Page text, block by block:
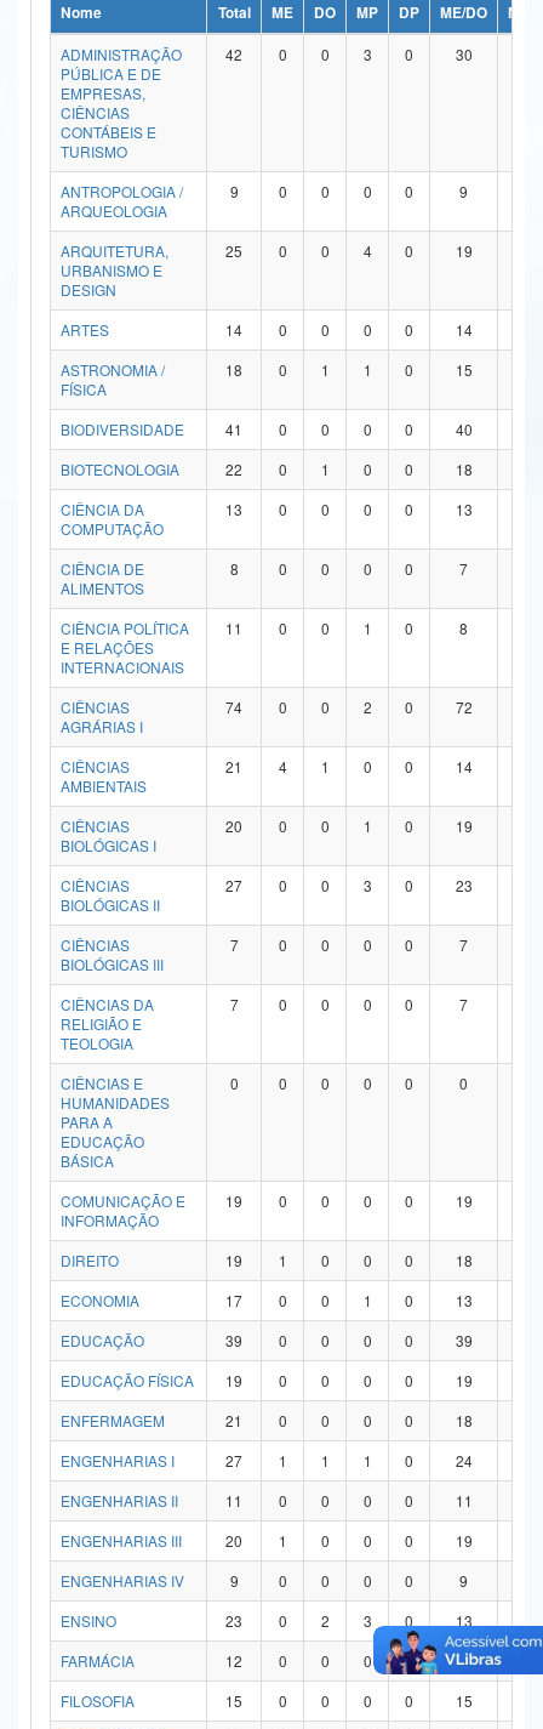
Ministério da Ciência, Tecnologia, Inovações e Comunicações
Ministério do Meio Ambiente
Ministério do Turismo
Ministério do Desenvolvimento Regional
Controladoria-Geral da União
Ministério da Mulher, da Família e dos Direitos Humanos
Secretaria de Governo
Advocacia-Geral da União
Banco Central do Brasil
Nome Total ME DO MP DP ME/DO
MP/
ADMINISTRAÇÃO
PÚBLICA E DE
EMPRESAS,
CIÊNCIAS
CONTÁBEIS E
TURISMO
42 0 0 3 0 30
ANTROPOLOGIA /
ARQUEOLOGIA
9 0 0 0 0 9
ARQUITETURA,
URBANISMO E
DESIGN
25 0 0 4 0 19
ARTES 14 0 0 0 0 14
ASTRONOMIA /
FÍSICA
18 0 1 1 0 15
BIODIVERSIDADE 41 0 0 0 0 40
BIOTECNOLOGIA
22 0 1 0 0 18
CIÊNCIA DA
COMPUTAÇÃO
13 0 0 0 0 13
CIÊNCIA DE
ALIMENTOS
8 0 0 0 0 7
CIÊNCIA POLÍTICA
E RELAÇÕES
INTERNACIONAIS
11 0 0 1 0 8
CIÊNCIAS
AGRÁRIAS I
74 0 0 2 0 72
CIÊNCIAS
AMBIENTAIS
21 4 1 0 0 14
CIÊNCIAS
BIOLÓGICAS I
20 0 0 1 0 19
CIÊNCIAS
BIOLÓGICAS II
27 0 0 3 0 23
CIÊNCIAS
BIOLÓGICAS III
7 0 0 0 0 7
CIÊNCIAS DA
RELIGIÃO E
TEOLOGIA
7 0 0 0 0 7
CIÊNCIAS E
HUMANIDADES
PARA A
EDUCAÇÃO
BÁSICA
0 0 0 0 0 0
COMUNICAÇÃO E
INFORMAÇÃO
19 0 0 0 0 19
DIREITO 19 1 0 0 0 18
ECONOMIA
17 0 0 1 0 13
EDUCAÇÃO
39 0 0 0 0 39
EDUCAÇÃO FÍSICA
19 0 0 0 0 19
ENFERMAGEM
21 0 0 0 0 18
ENGENHARIAS I
27 1 1 1 0 24
ENGENHARIAS II
11 0 0 0 0 11
ENGENHARIAS III
20 1 0 0 0 19
ENGENHARIAS IV
9 0 0 0 0 9
ENSINO
23 0 2 3 0 13
FARMÁCIA
12 0 0 0 0 12
FILOSOFIA
15 0 0 0 0 15